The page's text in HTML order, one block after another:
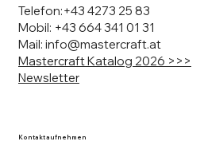
Telefon:+43 4273 25 83
Mobil: +43 664 341 01 31
Mail: info@mastercraft.at
Mastercraft Katalog 2026 >>>
Newsletter
Kontakt aufnehmen